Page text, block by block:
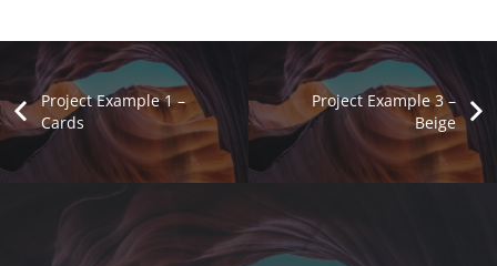
Project Example 1 –
Cards
Project Example 3 –
Beige